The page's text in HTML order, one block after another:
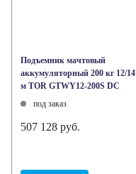
Подъемник мачтовый
аккумуляторный 200 кг 12/14
м TOR GTWY12-200S DC
под заказ
507 128 руб.